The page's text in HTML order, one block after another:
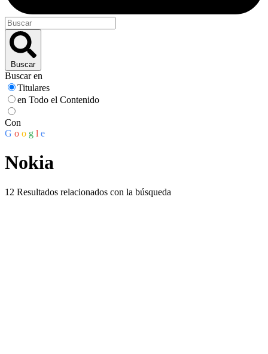
Buscar
Buscar en
Titulares
en Todo el Contenido
Con
G o o g l e
Nokia
12 Resultados relacionados con la búsqueda